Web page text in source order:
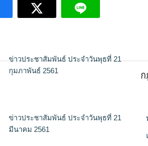
ข่าวประชาสัมพันธ์ ประจำวันพุธที่ 21
กุมภาพันธ์ 2561
ข่าวประชาสัมพันธ์ ประจำวันพุธที่ 21
มีนาคม 2561